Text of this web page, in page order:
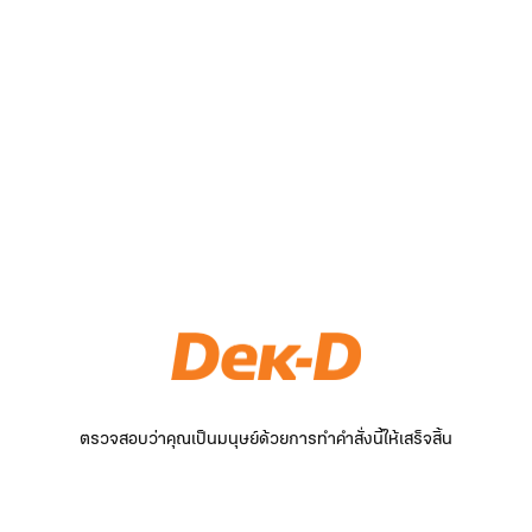
ตรวจสอบว่าคุณเป็นมนุษย์ด้วยการทำคำสั่งนี้ให้เสร็จสิ้น